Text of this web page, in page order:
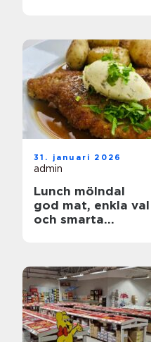
31. januari 2026
admin
Lunch mölndal
god mat, enkla val
och smarta